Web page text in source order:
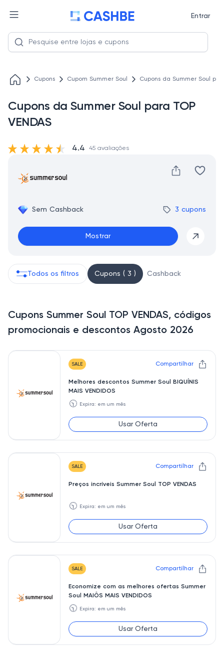
Entrar
Cupons Cupom Summer Soul Cupons da Summer Soul
Cupons da Summer Soul para TOP
VENDAS
Sem Cashback 3 cupons
Mostrar
4.4 45 avaliações
Todos os filtros Cupons ( 3 ) Cashback
Cupons Summer Soul TOP VENDAS, códigos
promocionais e descontos Agosto 2026
SALE Compartilhar
Melhores descontos Summer Soul BIQUÍNIS
MAIS VENDIDOS
🕥 Expira: em um mês
Usar Oferta
SALE Compartilhar
Preços incríveis Summer Soul TOP VENDAS
🕥 Expira: em um mês
Usar Oferta
SALE Compartilhar
Economize com as melhores ofertas Summer
Soul MAIÔS MAIS VENDIDOS
🕥 Expira: em um mês
Usar Oferta